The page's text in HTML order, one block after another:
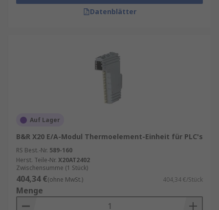
Datenblätter
Auf Lager
B&R X20 E/A-Modul Thermoelement-Einheit für PLC's
RS Best.-Nr. 589-160
Herst. Teile-Nr. X20AT2402
Zwischensumme (1 Stück)
404,34 €(ohne MwSt.) 404,34 €/Stück
Menge